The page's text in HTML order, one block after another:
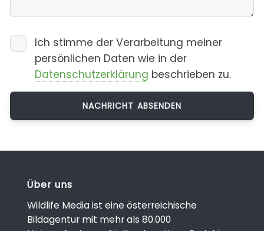
Ich stimme der Verarbeitung meiner
persönlichen Daten wie in der
Datenschutzerklärung beschrieben zu.
Über uns
Wildlife Media ist eine österreichische
Bildagentur mit mehr als 80.000